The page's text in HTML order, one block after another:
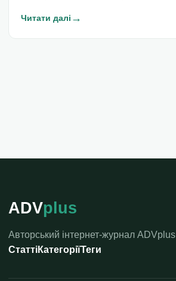
Читати далі →
ADVplus
Авторський інтернет-журнал ADVplus
СтаттіКатегоріїТеги